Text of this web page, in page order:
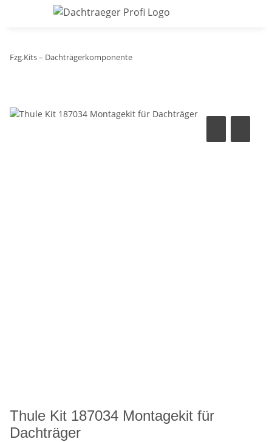
Fzg.Kits – Dachträgerkomponente
Thule Kit 187034 Montagekit für
Dachträger